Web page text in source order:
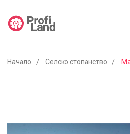
Начало Селско стопанство